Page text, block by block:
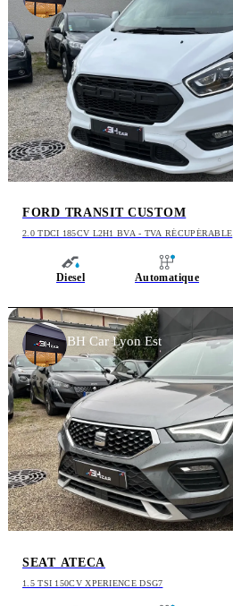
FORD TRANSIT CUSTOM
2.0 TDCI 185CV L2H1 BVA - TVA RÉCUPÉRABLE
Diesel Automatique
SEAT ATECA
1.5 TSI 150CV XPERIENCE DSG7
BH Car Lyon Est